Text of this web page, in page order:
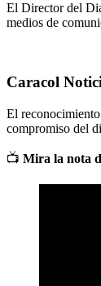
El Director del
medios de
Caracol
El reconocimiento
compromiso del
📺 Mira la nota